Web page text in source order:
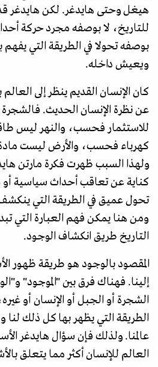
هيغل وحتى هايدغر. لكن هايدغر
للتاريخ، لا بوصفه مجرد حركة
بوصفه تحولا في الطريقة التي يفهم
ويعيش داخله.
كان الإنسان القديم ينظر إلى
عن نظرة الإنسان الحديث.
للاستثمار فحسب، والنهر ليس
كهرباء فحسب، والأرض ليست
ولهذا السبب ظهرت فكرة مارتن
كناية عن تعاقب أحداث سياسية أو
تحول عميق في الطريقة التي
ومن هنا يمكن فهم العبارة التي
التاريخ طريق انكشاف الوجود.
المقصود بالوجود هو طريقة ظهور
إلينا. فهناك فرق بين "الموجود"
الشجرة أو الجبل أو الإنسان أو
الطريقة التي يظهر بها كل ذلك
عالمنا. ولذلك فإن سؤال هايدغر
العالم للإنسان أكثر مما يتعلق